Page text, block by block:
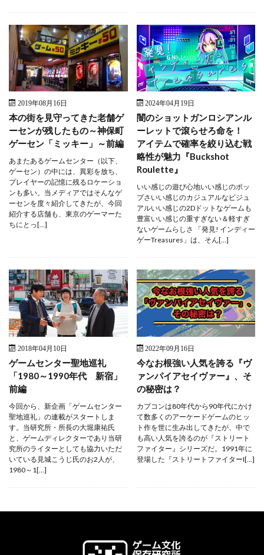
2019年08月16日
本の街を見守ってきた老舗ゲ
ーセンが残したもの～神保町
ゲーセン「ミッキー」～前編
あまたあるゲームセンター（以下、
ゲーセン）の中には、異彩を放ち、
プレイヤーの記憶に残るロケーショ
ンも多い。当メディアではそんなゲ
ーセンを度々紹介してきたが、今回
紹介する店舗も、東京のゲーマーた
ちにとっ[…]
2024年04月19日
闇のショットガンロシアンル
ーレットで滾らせろ命を！
アイテムで確率を絞り込む戦
略性が魅力『Buckshot
Roulette』
いい感じの遊び心地いい感じのポッ
プさいい感じのカジュアルなビジュ
アルいい感じの2Dドットなゲームも
豊富いい感じの重すぎない＆軽すぎ
ないゲームらしさ 「発見! インディー
ゲーTreasures」は、そん[…]
2018年04月10日
ゲームセンター聖地巡礼
「1980～1990年代 新宿」
前編
今回から、新企画「ゲームセンター
聖地巡礼」の連載がスタートしま
す。当研究所・所長の大堀康祐氏
と、ゲームディレクターであり当研
究所のライターとしても協力いただ
いている見城こうじ氏のお2人が、
1980～1[…]
2022年09月16日
今なお根強い人気を誇る『ヴ
ァンパイアセイヴァー』、そ
の秘密は？
カプコンは80年代から90年代にかけ
て数多くのアーケードゲームのヒッ
ト作を世に生み出してきたが、中で
も高い人気を誇るのが『ストリート
ファイター』シリーズだ。1991年に
登場した『ストリートファイターI[…]